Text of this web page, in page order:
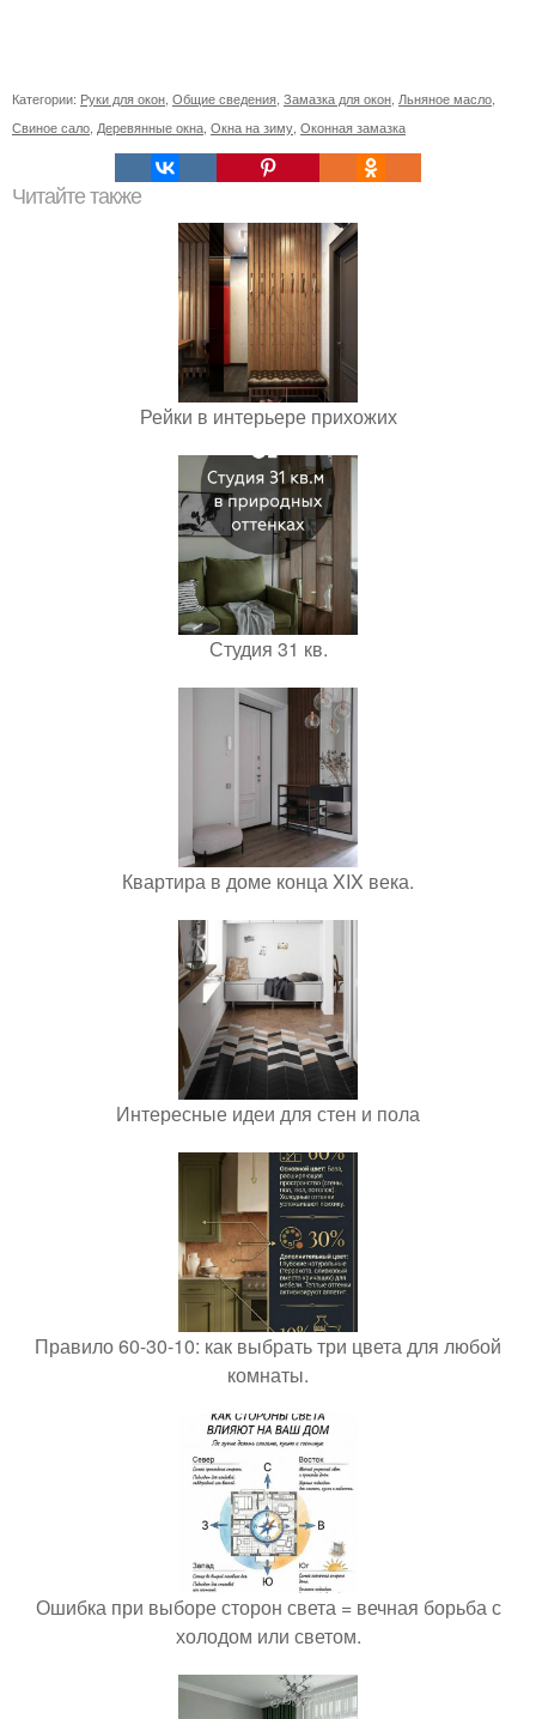
Категории: Руки для окон Общие сведения Замазка для окон Льняное масло
Свиное сало Деревянные окна Окна на зиму Оконная замазка
Читайте также
Рейки в интерьере прихожих
Студия 31 кв.
Квартира в доме конца XIX века.
Интересные идеи для стен и пола
Правило 60-30-10: как выбрать три цвета для любой
комнаты.
Ошибка при выборе сторон света = вечная борьба с
холодом или светом.